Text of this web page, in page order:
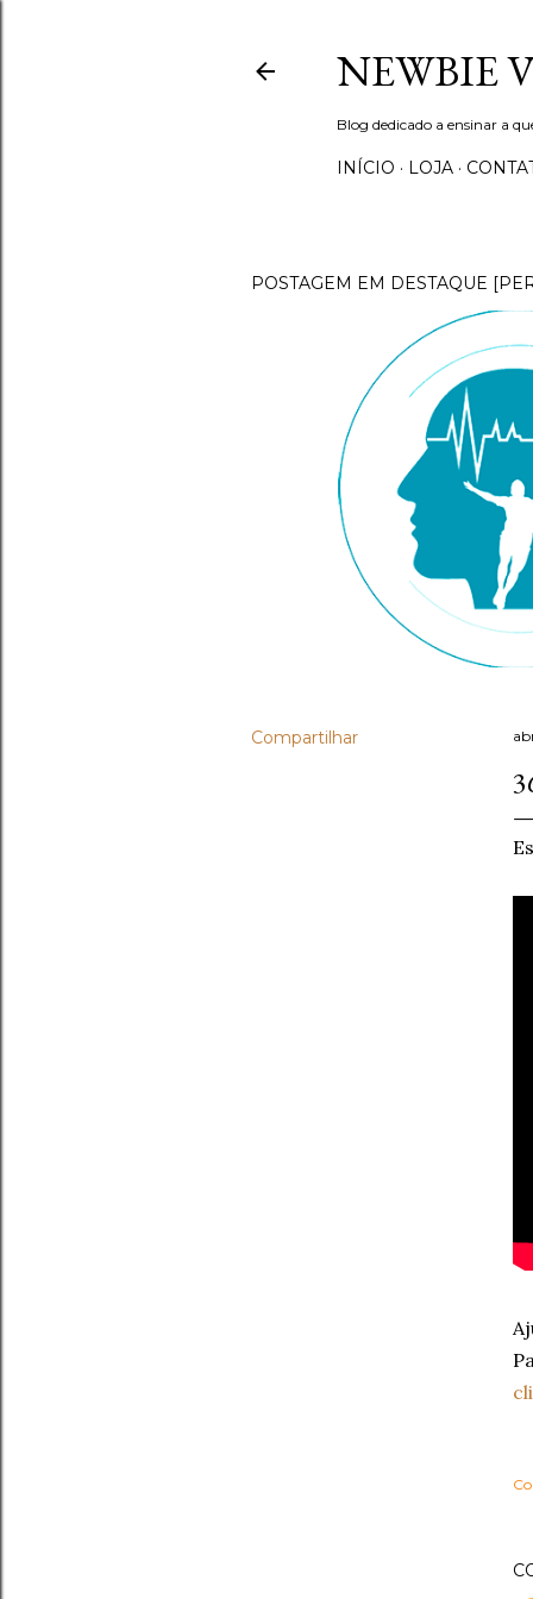
NEWBIE
Blog dedicado a ensinar a
INÍCIO LOJA
POSTAGEM EM DESTAQUE
Compartilhar